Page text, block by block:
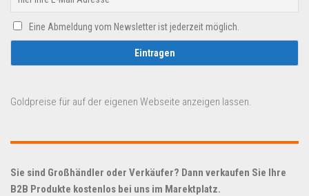
Eine Abmeldung vom Newsletter ist jederzeit möglich.
Goldpreise für auf der eigenen Webseite anzeigen lassen.
Sie sind Großhändler oder Verkäufer? Dann verkaufen Sie Ihre
B2B Produkte kostenlos bei uns im Marektplatz.